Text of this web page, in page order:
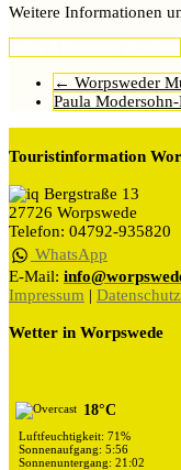
Weitere Informationen
← Worpsweder
Paula
Touristinformation
Bergstraße 13
27726 Worpswede
Telefon: 04792-935820
WhatsApp
E-Mail:
Impressum | Datenschutz
Wetter in Worpswede
18°C
Luftfeuchtigkeit: 71%
Sonnenaufgang: 5:56
Sonnenuntergang: 21:02